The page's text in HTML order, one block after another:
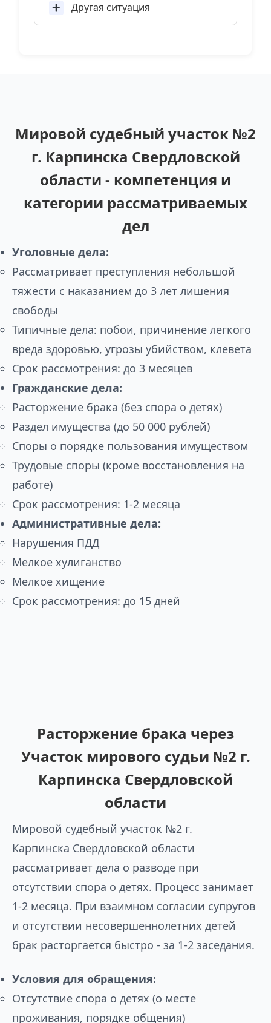
Другая ситуация
Мировой судебный участок №2
г. Карпинска Свердловской
области - компетенция и
категории рассматриваемых
дел
Уголовные дела:
Рассматривает преступления небольшой
тяжести с наказанием до 3 лет лишения
свободы
Типичные дела: побои, причинение легкого
вреда здоровью, угрозы убийством, клевета
Срок рассмотрения: до 3 месяцев
Гражданские дела:
Расторжение брака (без спора о детях)
Раздел имущества (до 50 000 рублей)
Споры о порядке пользования имуществом
Трудовые споры (кроме восстановления на
работе)
Срок рассмотрения: 1-2 месяца
Административные дела:
Нарушения ПДД
Мелкое хулиганство
Мелкое хищение
Срок рассмотрения: до 15 дней
Расторжение брака через
Участок мирового судьи №2 г.
Карпинска Свердловской
области
Мировой судебный участок №2 г.
Карпинска Свердловской области
рассматривает дела о разводе при
отсутствии спора о детях. Процесс занимает
1-2 месяца. При взаимном согласии супругов
и отсутствии несовершеннолетних детей
брак расторгается быстро - за 1-2 заседания.
Условия для обращения:
Отсутствие спора о детях (о месте
проживания, порядке общения)